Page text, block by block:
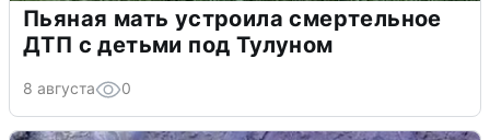
Пьяная мать устроила смертельное
ДТП с детьми под Тулуном
8 августа 0